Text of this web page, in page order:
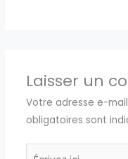
Laisser un
Votre adresse e-
obligatoires sont
Écrivez